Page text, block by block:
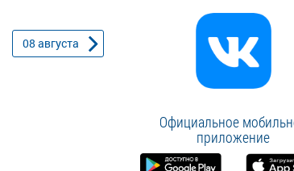
08 августа
Официальное
приложение